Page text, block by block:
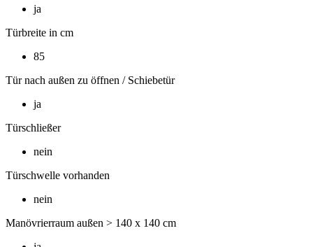
ja
Türbreite in cm
85
Tür nach außen zu öffnen / Schiebetür
ja
Türschließer
nein
Türschwelle vorhanden
nein
Manövrierraum außen > 140 x 140 cm